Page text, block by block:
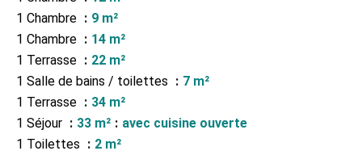
1 Chambre
9 m²
1 Chambre
14 m²
1 Terrasse
22 m²
1 Salle de bains / toilettes
7 m²
1 Terrasse
34 m²
1 Séjour
33 m²
avec cuisine ouverte
1 Toilettes
2 m²